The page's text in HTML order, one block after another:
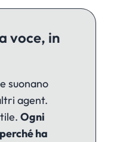
voce, in
suonano
agent.
Ogni
ha